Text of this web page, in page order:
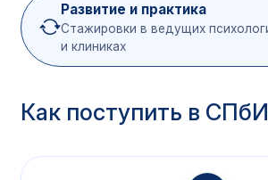
Развитие и практика
Стажировки в ведущих
и клиниках
Как поступить в